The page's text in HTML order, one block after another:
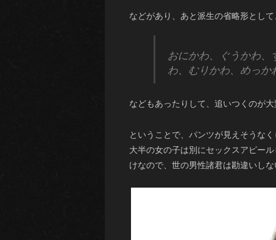
などがあり、あと派生の省略形として
おにかわ、ぐうかわ、
わ、むりかわ、めっ
などもあったりして、追いつくのが
ということで、パンツが見えそうな
大半の女の子は別にセックスアピー
けなので、世の男性諸君は勘違いし